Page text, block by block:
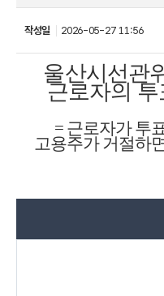
작성일 2026-05-27 11:56
울산시선관
근로자의
= 근로자가 투
고용주가 거절하